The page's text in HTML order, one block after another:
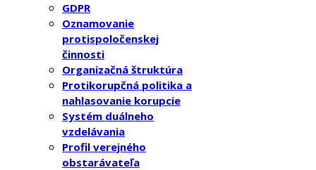
GDPR
Oznamovanie
protispoločenskej
činnosti
Organizačná štruktúra
Protikorupčná politika a
nahlasovanie korupcie
Systém duálneho
vzdelávania
Profil verejného
obstarávateľa